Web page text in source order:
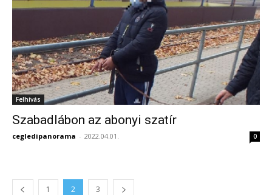
Felhívás
Szabadlábon az abonyi szatír
cegledipanorama - 2022.04.01. 0
1 2 3